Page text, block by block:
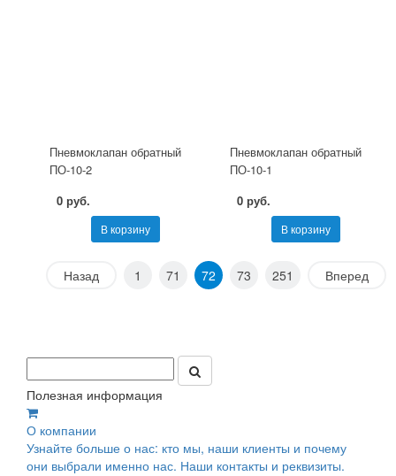
Пневмоклапан обратный
ПО-10-2
0 руб.
В корзину
Пневмоклапан обратный
ПО-10-1
0 руб.
В корзину
Назад 1 71 72 73 251 Вперед
Полезная информация
О компании
Узнайте больше о нас: кто мы, наши клиенты и почему
они выбрали именно нас. Наши контакты и реквизиты.